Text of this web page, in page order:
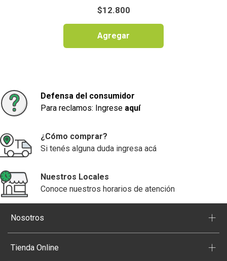
$12.800
Agregar
Defensa del consumidor
Para reclamos: Ingrese aquí
¿Cómo comprar?
Si tenés alguna duda ingresa acá
Nuestros Locales
Conoce nuestros horarios de atención
Nosotros +
Tienda Online +